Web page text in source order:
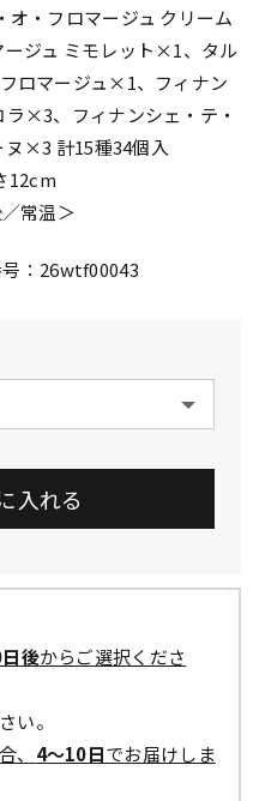
・フロマージュ クリーム
ジュ ミモレット×1、タル
ロマージュ×1、フィナン
×3、フィナンシェ・テ・
×3 計15種34個入
12cm
常温＞
：26wtf00043
後からご選択くださ
い。
、 4～10日でお届けしま